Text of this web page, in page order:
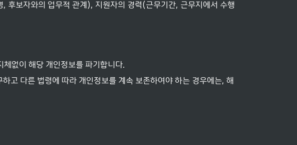
후보자와의 업무적 관계), 지원자의 경력(근무기간, 근무지에서 수행
없이 해당 개인정보를 파기합니다.
고 다른 법령에 따라 개인정보를 계속 보존하여야 하는 경우에는, 해